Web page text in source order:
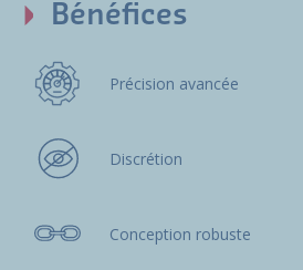
Bénéfices
Précision avancée
Discrétion
Conception robuste